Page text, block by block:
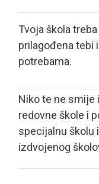
Tvoja škola
prilagođena tebi
potrebama.
Niko te ne smije
redovne škole i
specijalnu školu
izdvojenog